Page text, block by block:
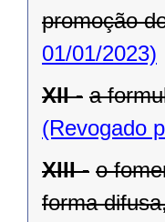
promoção
01/01/2023)
XII - a
(Revogado
XIII - o
forma